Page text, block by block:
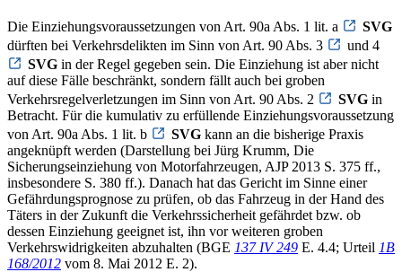
Die Einziehungsvoraussetzungen von Art. 90a Abs. 1 lit. a
SVG
dürften bei Verkehrsdelikten im Sinn von Art. 90 Abs. 3
und 4
SVG in der Regel gegeben sein. Die Einziehung ist aber nicht
auf diese Fälle beschränkt, sondern fällt auch bei groben
Verkehrsregelverletzungen im Sinn von Art. 90 Abs. 2
SVG in
Betracht. Für die kumulativ zu erfüllende Einziehungsvoraussetzung
von Art. 90a Abs. 1 lit. b
SVG kann an die bisherige Praxis
angeknüpft werden (Darstellung bei Jürg Krumm, Die
Sicherungseinziehung von Motorfahrzeugen, AJP 2013 S. 375 ff.,
insbesondere S. 380 ff.). Danach hat das Gericht im Sinne einer
Gefährdungsprognose zu prüfen, ob das Fahrzeug in der Hand des
Täters in der Zukunft die Verkehrssicherheit gefährdet bzw. ob
dessen Einziehung geeignet ist, ihn vor weiteren groben
Verkehrswidrigkeiten abzuhalten (BGE 137 IV 249 E. 4.4; Urteil 1B
168/2012 vom 8. Mai 2012 E. 2).